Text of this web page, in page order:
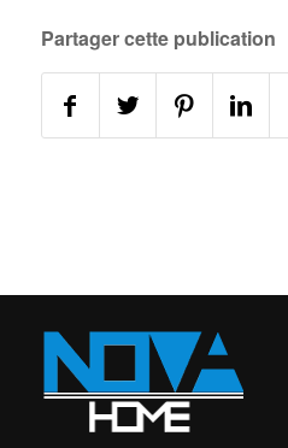
Partager cette publication